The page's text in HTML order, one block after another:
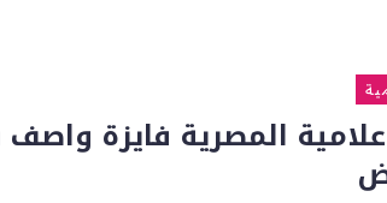
المصرية فايزة